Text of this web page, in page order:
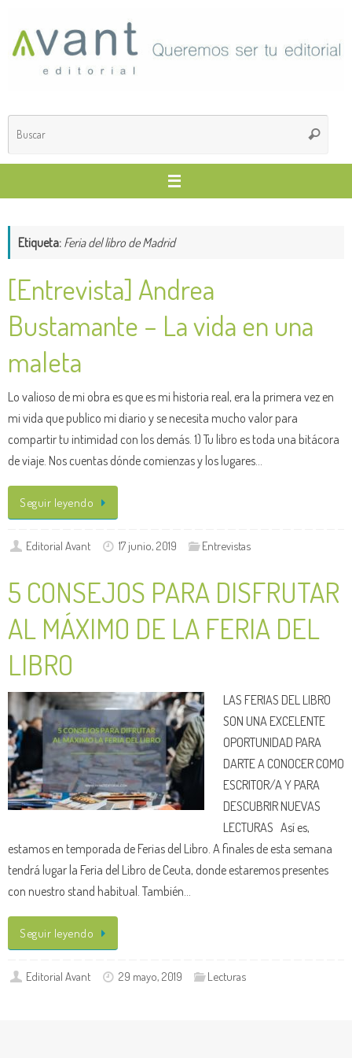
contenido
Buscar
Etiqueta:Feria del libro de Madrid
[Entrevista] Andrea
Bustamante – La vida en una
maleta
Lo valioso de mi obra es que es mi historia real, era la primera vez en
mi vida que publico mi diario y se necesita mucho valor para
compartir tu intimidad con los demás. 1) Tu libro es toda una bitácora
de viaje. Nos cuentas dónde comienzas y los lugares…
Seguir leyendo
Editorial Avant 17 junio, 2019 Entrevistas
5 CONSEJOS PARA DISFRUTAR
AL MÁXIMO DE LA FERIA DEL
LIBRO
LAS FERIAS DEL LIBRO
SON UNA EXCELENTE
OPORTUNIDAD PARA
DARTE A CONOCER COMO
ESCRITOR/A Y PARA
DESCUBRIR NUEVAS
LECTURAS Así es,
estamos en temporada de Ferias del Libro. A finales de esta semana
tendrá lugar la Feria del Libro de Ceuta, donde estaremos presentes
con nuestro stand habitual. También…
Seguir leyendo
Editorial Avant 29 mayo, 2019 Lecturas